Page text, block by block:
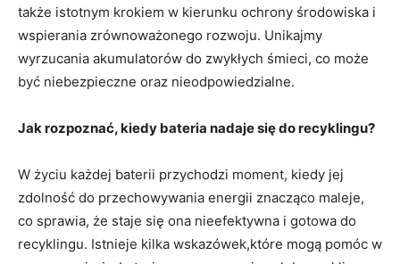
także istotnym krokiem w kierunku⁢ ochrony środowiska i
wspierania zrównoważonego rozwoju. Unikajmy
wyrzucania⁣ akumulatorów do zwykłych śmieci, co może
być niebezpieczne oraz nieodpowiedzialne.
Jak rozpoznać, kiedy bateria nadaje się do recyklingu?
W życiu każdej baterii przychodzi moment, kiedy jej
zdolność do przechowywania energii znacząco maleje,
co sprawia,⁤ że staje się ona nieefektywna⁤ i gotowa do
recyklingu. Istnieje kilka wskazówek,które mogą pomóc w